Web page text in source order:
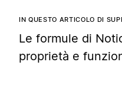
IN QUESTO ARTICOLO DI
Le formule di
proprietà e